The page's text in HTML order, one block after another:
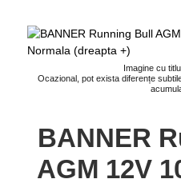
Imagine cu
Ocazional, pot exista diferențe
BANNER
AGM 12V